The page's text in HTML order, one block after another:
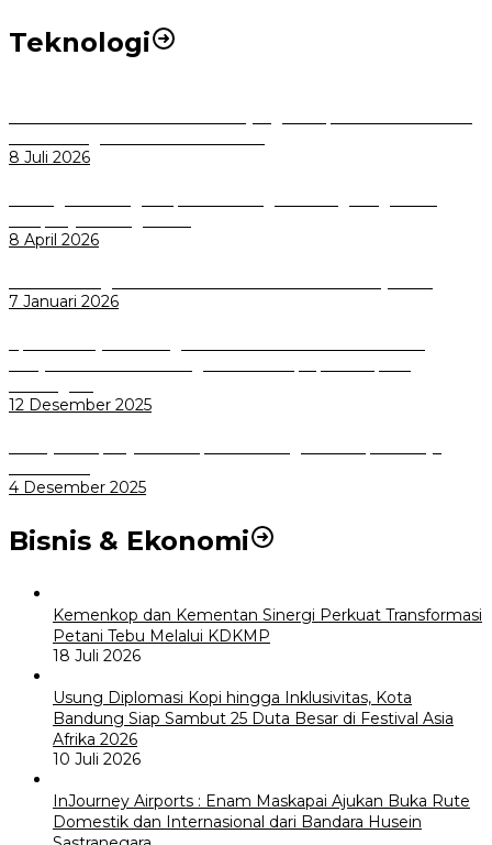
Teknologi
8 Juli 2026
8 April 2026
7 Januari 2026
12 Desember 2025
4 Desember 2025
Bisnis & Ekonomi
Kemenkop dan Kementan Sinergi Perkuat Transformasi
Petani Tebu Melalui KDKMP
18 Juli 2026
Usung Diplomasi Kopi hingga Inklusivitas, Kota
Bandung Siap Sambut 25 Duta Besar di Festival Asia
Afrika 2026
10 Juli 2026
InJourney Airports : Enam Maskapai Ajukan Buka Rute
Domestik dan Internasional dari Bandara Husein